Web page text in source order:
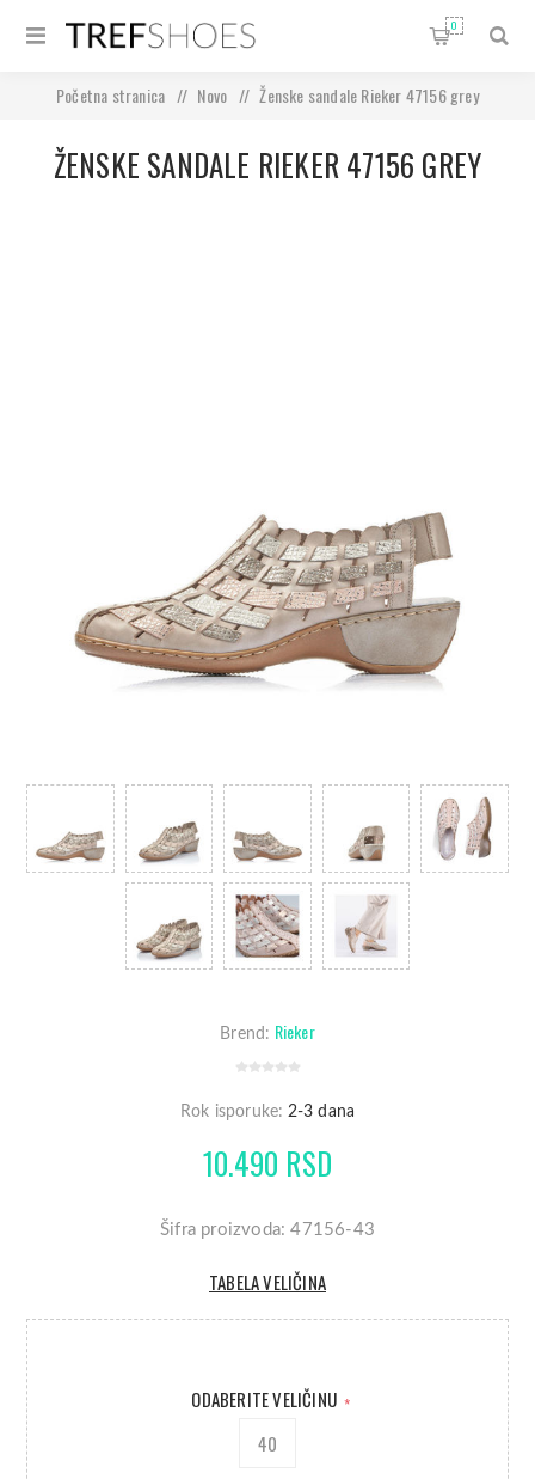
0
Početna stranica / Novo / Ženske sandale Rieker 47156 grey
ŽENSKE SANDALE RIEKER 47156 GREY
Brend: Rieker
Rok isporuke: 2-3 dana
10.490 RSD
Šifra proizvoda: 47156-43
TABELA VELIČINA
ODABERITE VELIČINU *
40